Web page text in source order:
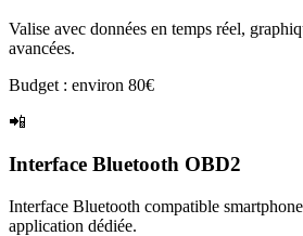
Valise avec données en temps réel,
avancées.
Budget : environ 80€
📲
Interface Bluetooth OBD2
Interface Bluetooth compatible
application dédiée.